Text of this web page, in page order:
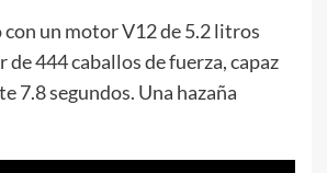
con un motor V12 de 5.2 litros
444 caballos de fuerza, capaz
7.8 segundos. Una hazaña